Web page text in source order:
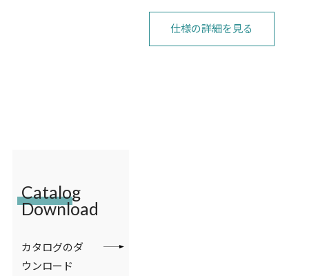
仕様の詳細を見る
Catalog
Download
カタログのダ
ウンロード